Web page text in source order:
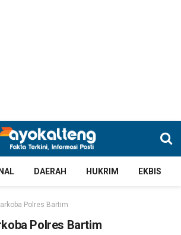
DAERAH HUKRIM EKBIS
Polres Bartim
Polres Bartim